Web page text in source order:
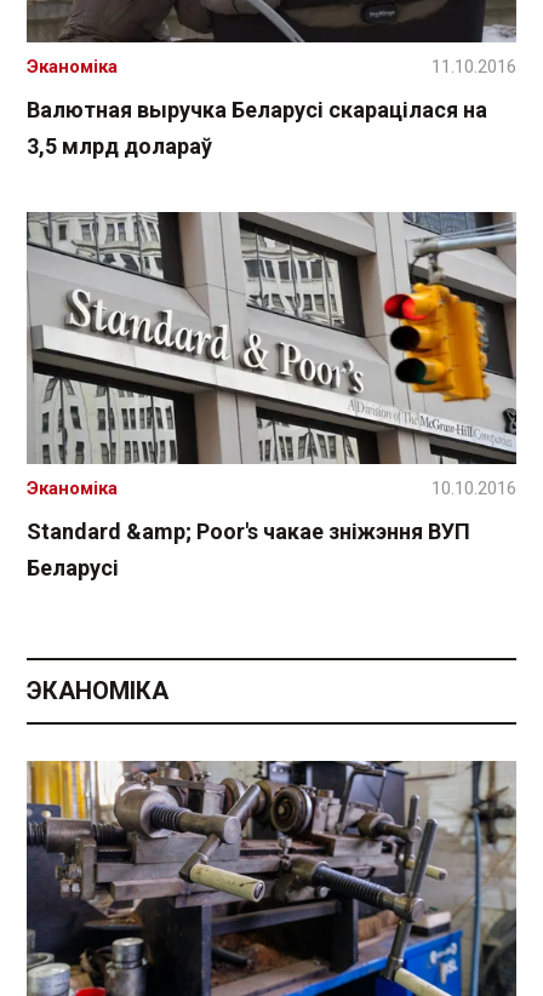
Валютная выручка Беларусі скарацілася на
3,5 млрд долараў
Эканоміка 11.10.2016
Standard &amp; Poor's чакае зніжэння ВУП
Беларусі
Эканоміка 10.10.2016
ЭКАНОМІКА